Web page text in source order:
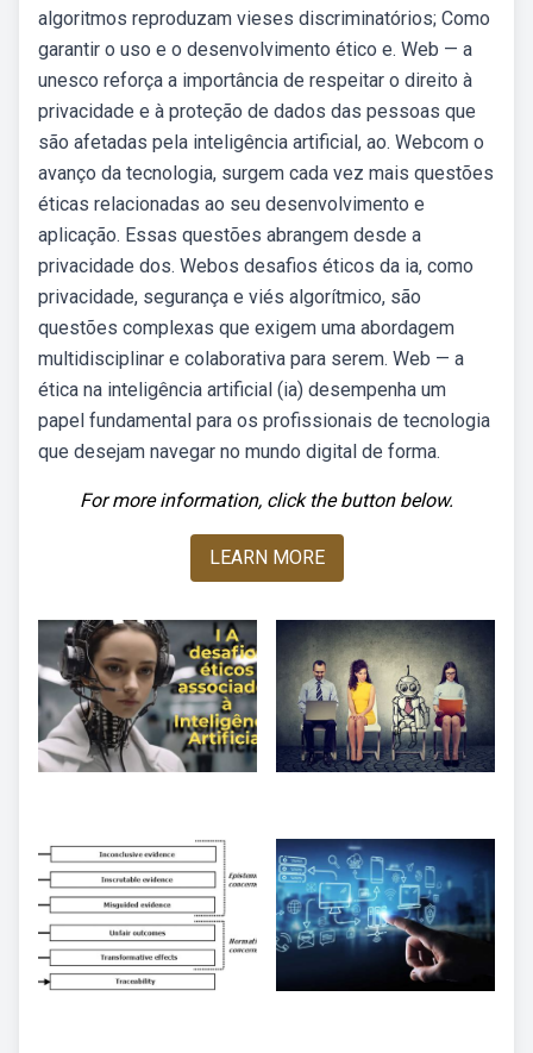
algoritmos reproduzam vieses discriminatórios; Como
garantir o uso e o desenvolvimento ético e. Web — a
unesco reforça a importância de respeitar o direito à
privacidade e à proteção de dados das pessoas que
são afetadas pela inteligência artificial, ao. Webcom o
avanço da tecnologia, surgem cada vez mais questões
éticas relacionadas ao seu desenvolvimento e
aplicação. Essas questões abrangem desde a
privacidade dos. Webos desafios éticos da ia, como
privacidade, segurança e viés algorítmico, são
questões complexas que exigem uma abordagem
multidisciplinar e colaborativa para serem. Web — a
ética na inteligência artificial (ia) desempenha um
papel fundamental para os profissionais de tecnologia
que desejam navegar no mundo digital de forma.
For more information, click the button below.
LEARN MORE